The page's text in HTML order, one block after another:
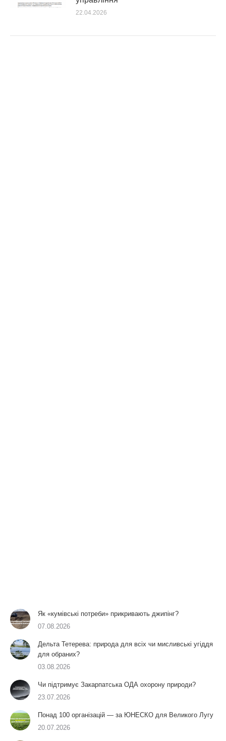
22.04.2026
Як «кумівські потреби» прикривають джипінг?
07.08.2026
Дельта Тетерева: природа для всіх чи мисливські угіддя
для обраних?
03.08.2026
Чи підтримує Закарпатська ОДА охорону природи?
23.07.2026
Понад 100 організацій — за ЮНЕСКО для Великого Лугу
20.07.2026